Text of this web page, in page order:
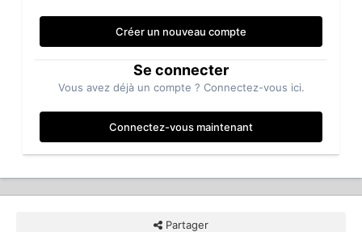
Créer un nouveau compte
Se connecter
Vous avez déjà un compte ? Connectez-vous ici.
Connectez-vous maintenant
Partager